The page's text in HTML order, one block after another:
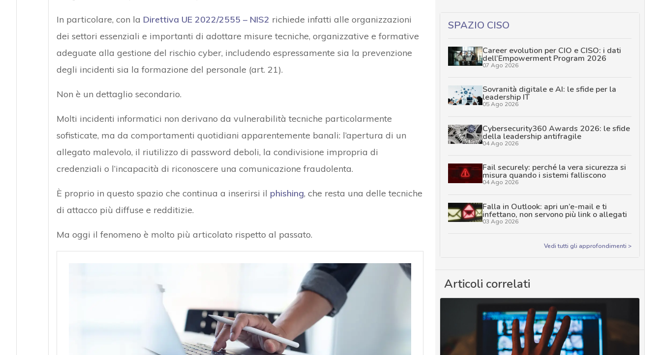
In particolare, con la Direttiva UE 2022/2555 – NIS2 richiede infatti alle organizzazioni
dei settori essenziali e importanti di adottare misure tecniche, organizzative e formative
adeguate alla gestione del rischio cyber, includendo espressamente sia la prevenzione
degli incidenti sia la formazione del personale (art. 21).
Non è un dettaglio secondario.
Molti incidenti informatici non derivano da vulnerabilità tecniche particolarmente
sofisticate, ma da comportamenti quotidiani apparentemente banali: l’apertura di un
allegato malevolo, il riutilizzo di password deboli, la condivisione impropria di
credenziali o l’incapacità di riconoscere una comunicazione fraudolenta.
È proprio in questo spazio che continua a inserirsi il phishing, che resta una delle tecniche
di attacco più diffuse e redditizie.
Ma oggi il fenomeno è molto più articolato rispetto al passato.
SPAZIO CISO
Career evolution per CIO e CISO: i dati
dell’Empowerment Program 2026
07 Ago 2026
Sovranità digitale e AI: le sfide per la
leadership IT
05 Ago 2026
Cybersecurity360 Awards 2026: le sfide
della leadership antifragile
04 Ago 2026
Fail securely: perché la vera sicurezza si
misura quando i sistemi falliscono
04 Ago 2026
Falla in Outlook: apri un’e-mail e ti
infettano, non servono più link o allegati
03 Ago 2026
Vedi tutti gli approfondimenti >
Articoli correlati